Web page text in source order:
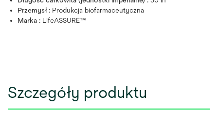
Przemysł : Produkcja biofarmaceutyczna
Marka : LifeASSURE™
Szczegóły produktu